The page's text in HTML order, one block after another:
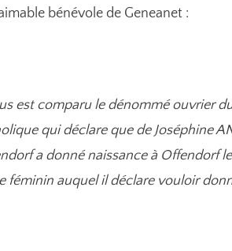
bénévole de Geneanet :
est comparu le dénommé ouvrier
qui déclare que de Joséphine
a donné naissance à Offendorf le
féminin auquel il déclare vouloir